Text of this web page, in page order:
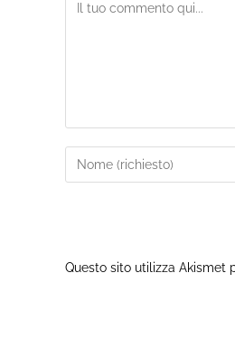
Questo sito utilizza Akismet